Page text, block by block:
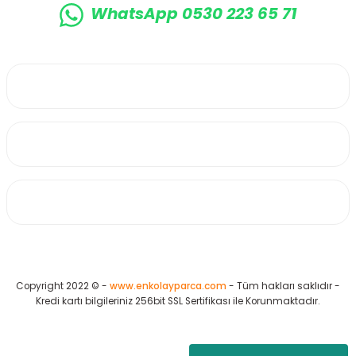
WhatsApp 0530 223 65 71
Copyright 2022 © - www.enkolayparca.com - Tüm hakları saklıdır -
Kredi kartı bilgileriniz 256bit SSL Sertifikası ile Korunmaktadır.